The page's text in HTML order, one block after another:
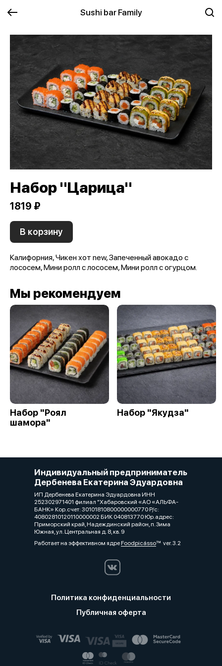
Sushi bar Family
Набор "Царица"
1819 ₽
В корзину
Калифорния, Чикен хот new, Запеченный авокадо с
лососем, Мини ролл с лососем, Мини ролл с огурцом.
Мы рекомендуем
Набор "Роял
шамора"
Набор "Якудза"
Индивидуальный предприниматель
Дербенева Екатерина Эдуардовна
ИП Дербенева Екатерина Эдуардовна ИНН
252302971401 филиал "Хабаровский «АО «АЛЬФА-
БАНК» Кор.счет: 30101810800000000770 Р/с:
40802810120110000002 БИК 040813770 Юр.адрес:
Приморский край, Надеждинский район, п. Зима
Южная, ул. Центральная д. 8, кв. 9
Работает на эффективном ядреFoodpicássover. 3.2
Политика конфиденциальности
Публичная оферта